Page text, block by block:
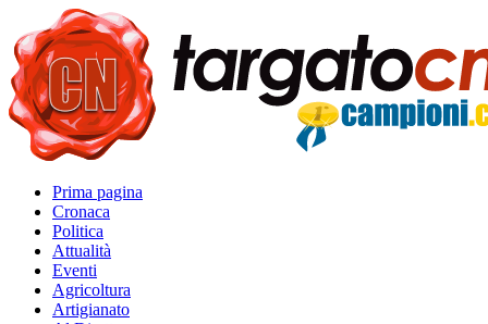
Prima pagina
Cronaca
Politica
Attualità
Eventi
Agricoltura
Artigianato